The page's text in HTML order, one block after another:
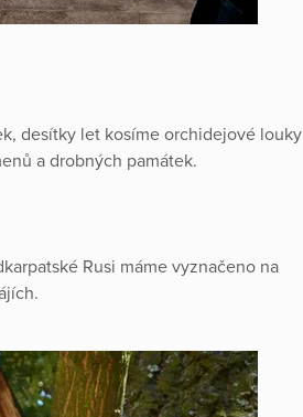
desítky let kosíme orchidejové louky
a drobných památek.
Rusi máme vyznačeno na